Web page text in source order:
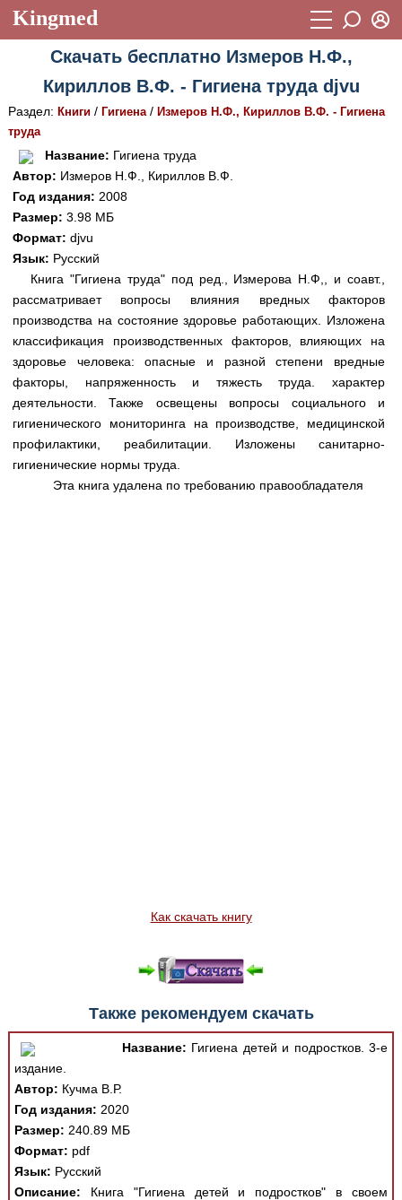
Kingmed
Учебный материал
Видеогалерея 899
Фотогалерея
Истории болезней 1268
Лекции и презентации
Аккредитационные тесты
Методические рекомендации 1050
Научно-популярное
Статьи
Новости
Медицинская стандартизация
Нормативы экстренной и неотложной помощи
Нормы лабораторных и инструментальных
Пароль
Восстановить пароль
Регистрация
Скачать бесплатно Измеров Н.Ф.,
Кириллов В.Ф. - Гигиена труда djvu
Раздел: Книги/ Гигиена/ Измеров Н.Ф., Кириллов В.Ф. - Гигиена
труда
Название: Гигиена труда
Автор: Измеров Н.Ф., Кириллов В.Ф.
Год издания: 2008
Размер: 3.98 МБ
Формат: djvu
Язык: Русский
Книга "Гигиена труда" под ред., Измерова Н.Ф,, и соавт.,
рассматривает вопросы влияния вредных факторов
производства на состояние здоровье работающих. Изложена
классификация производственных факторов, влияющих на
здоровье человека: опасные и разной степени вредные
факторы, напряженность и тяжесть труда. характер
деятельности. Также освещены вопросы социального и
гигиенического мониторинга на производстве, медицинской
профилактики, реабилитации. Изложены санитарно-
гигиенические нормы труда.
Эта книга удалена по требованию правообладателя
Как скачать книгу
Также рекомендуем скачать
Название: Гигиена детей и подростков. 3-е
издание.
Автор: Кучма В.Р.
Год издания: 2020
Размер: 240.89 МБ
Формат: pdf
Язык: Русский
Описание: Книга "Гигиена детей и подростков" в своем